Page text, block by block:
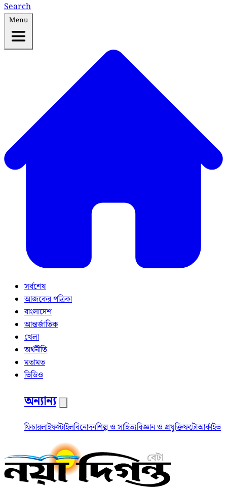
Search
Menu
সর্বশেষ
আজকের পত্রিকা
বাংলাদেশ
আন্তর্জাতিক
খেলা
অর্থনীতি
মতামত
ভিডিও
অন্যান্য
ফিচারলাইফস্টাইলবিনোদনশিল্প ও সাহিত্যবিজ্ঞান ও প্রযুক্তিফটোআর্কাইভ